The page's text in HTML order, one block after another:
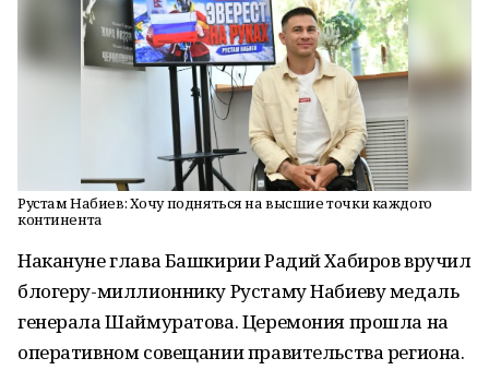
Рустам Набиев: Хочу подняться на высшие точки каждого
континента
Накануне глава Башкирии Радий Хабиров вручил
блогеру-миллионнику Рустаму Набиеву медаль
генерала Шаймуратова. Церемония прошла на
оперативном совещании правительства региона.